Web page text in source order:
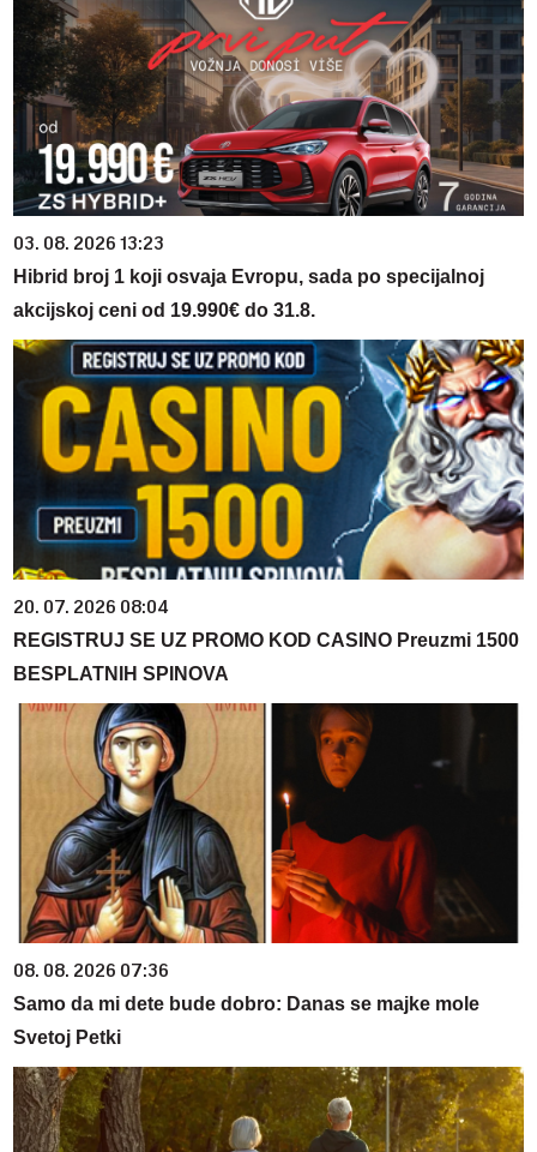
03. 08. 2026 13:23
Hibrid broj 1 koji osvaja Evropu, sada po specijalnoj
akcijskoj ceni od 19.990€ do 31.8.
20. 07. 2026 08:04
REGISTRUJ SE UZ PROMO KOD CASINO Preuzmi 1500
BESPLATNIH SPINOVA
08. 08. 2026 07:36
Samo da mi dete bude dobro: Danas se majke mole
Svetoj Petki